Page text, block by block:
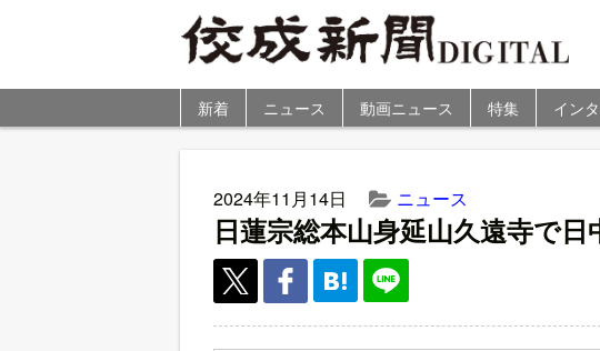
新着 ニュース 動画ニュース 特集 イン
2024年11月14日 ニュース
日蓮宗総本山身延山久遠寺で